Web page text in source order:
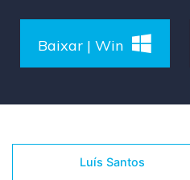
Soluções de backup
Teste
Baixar | Win
Luís Santos